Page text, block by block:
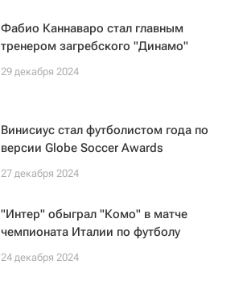
Фабио Каннаваро стал главным
тренером загребского "Динамо"
29 декабря 2024
Винисиус стал футболистом года по
версии Globe Soccer Awards
27 декабря 2024
"Интер" обыграл "Комо" в матче
чемпионата Италии по футболу
24 декабря 2024